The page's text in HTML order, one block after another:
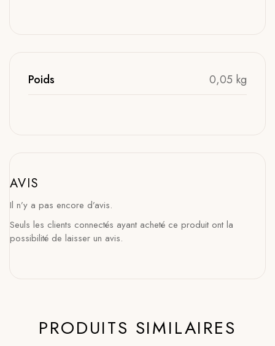
Poids 0,05 kg
AVIS
Il n’y a pas encore d’avis.
Seuls les clients connectés ayant acheté ce produit ont la
possibilité de laisser un avis.
PRODUITS SIMILAIRES